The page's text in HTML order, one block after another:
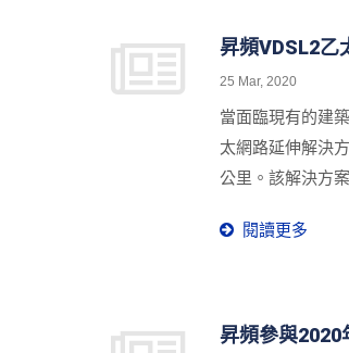
昇頻VDSL2乙
25 Mar, 2020
當面臨現有的建
太網路延伸解決
公里。該解決方
閱讀更多
昇頻參與2020